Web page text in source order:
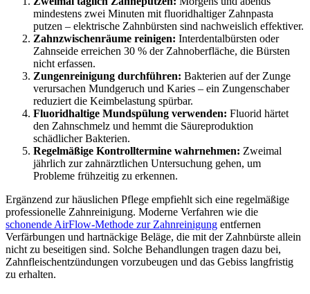
mindestens zwei Minuten mit fluoridhaltiger Zahnpasta
putzen – elektrische Zahnbürsten sind nachweislich effektiver.
Zahnzwischenräume reinigen: Interdentalbürsten oder
Zahnseide erreichen 30 % der Zahnoberfläche, die Bürsten
nicht erfassen.
Zungenreinigung durchführen: Bakterien auf der Zunge
verursachen Mundgeruch und Karies – ein Zungenschaber
reduziert die Keimbelastung spürbar.
Fluoridhaltige Mundspülung verwenden: Fluorid härtet
den Zahnschmelz und hemmt die Säureproduktion
schädlicher Bakterien.
Regelmäßige Kontrolltermine wahrnehmen: Zweimal
jährlich zur zahnärztlichen Untersuchung gehen, um
Probleme frühzeitig zu erkennen.
Ergänzend zur häuslichen Pflege empfiehlt sich eine regelmäßige
professionelle Zahnreinigung. Moderne Verfahren wie die
schonende AirFlow-Methode zur Zahnreinigung entfernen
Verfärbungen und hartnäckige Beläge, die mit der Zahnbürste allein
nicht zu beseitigen sind. Solche Behandlungen tragen dazu bei,
Zahnfleischentzündungen vorzubeugen und das Gebiss langfristig
zu erhalten.